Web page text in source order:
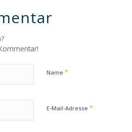
Name *
E-Mail-Adresse *